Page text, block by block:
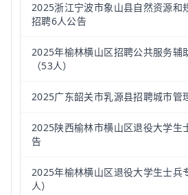
2025浙江宁波市象山县自然资源和
招聘6人公告
2025年榆林横山区招聘公共服务辅
（53人）
2025广东韶关市乳源县招聘城市管
2025陕西榆林市横山区退役大学生
告
2025年榆林横山区退役大学生士兵
人）